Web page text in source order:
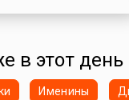
в этот
Именины